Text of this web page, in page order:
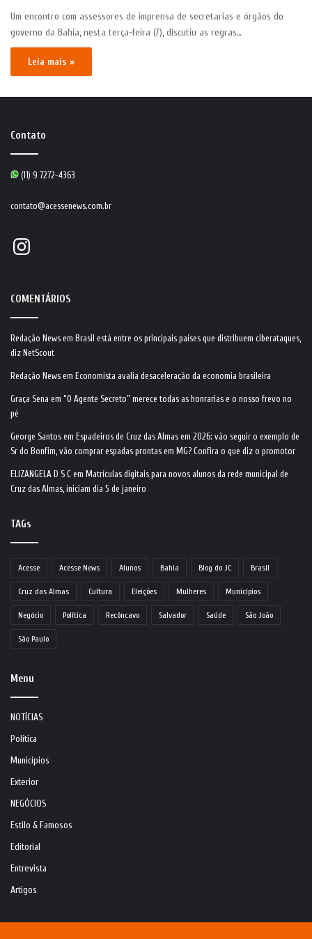
Um encontro com assessores de imprensa de secretarias e órgãos do
governo da Bahia, nesta terça-feira (7), discutiu as regras…
Leia mais »
Contato
(11) 9 7272-4363
contato@acessenews.com.br
Instagram
COMENTÁRIOS
Redação News em Brasil está entre os principais países que distribuem ciberataques,
diz NetScout
Redação News em Economista avalia desaceleração da economia brasileira
Graça Sena em “O Agente Secreto” merece todas as honrarias e o nosso frevo no
pé
George Santos em Espadeiros de Cruz das Almas em 2026: vão seguir o exemplo de
Sr do Bonfim, vão comprar espadas prontas em MG? Confira o que diz o promotor
ELIZANGELA D S C em Matrículas digitais para novos alunos da rede municipal de
Cruz das Almas, iniciam dia 5 de janeiro
TAGs
Acesse Acesse News Alunos Bahia Blog do JC Brasil
Cruz das Almas Cultura Eleições Mulheres Municípios
Negócio Política Recôncavo Salvador Saúde São João
São Paulo
Menu
NOTÍCIAS
Política
Municípios
Exterior
NEGÓCIOS
Estilo & Famosos
Editorial
Entrevista
Artigos